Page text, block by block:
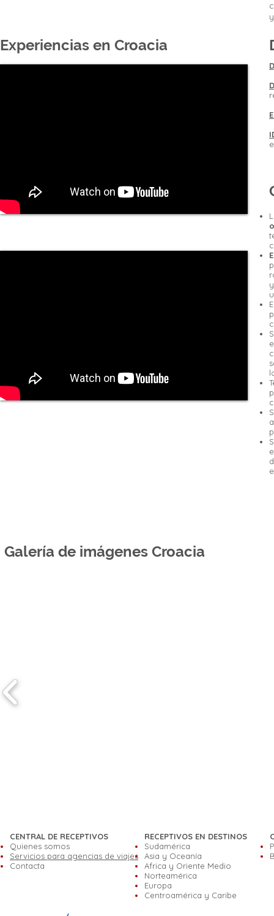
Experiencias en Croacia
Galería de imágenes Croacia
CENTRAL DE RECEPTIVOS
Quienes somos
Servicios para agencias de viajes
Contacta
RECEPTIVOS EN DESTINOS
Sudamérica
Asia y Oceanía
Africa y Oriente Medio
Norteamérica
Europa
Centroamérica y Caribe